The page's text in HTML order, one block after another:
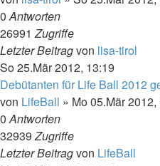
0Antworten
26991Zugriffe
Letzter Beitragvon lisa-tirol
So 25.Mär 2012, 13:19
Debütanten für Life Ball 2012
von LifeBall » Mo 05.Mär 2012,
0Antworten
32939Zugriffe
Letzter Beitragvon LifeBall